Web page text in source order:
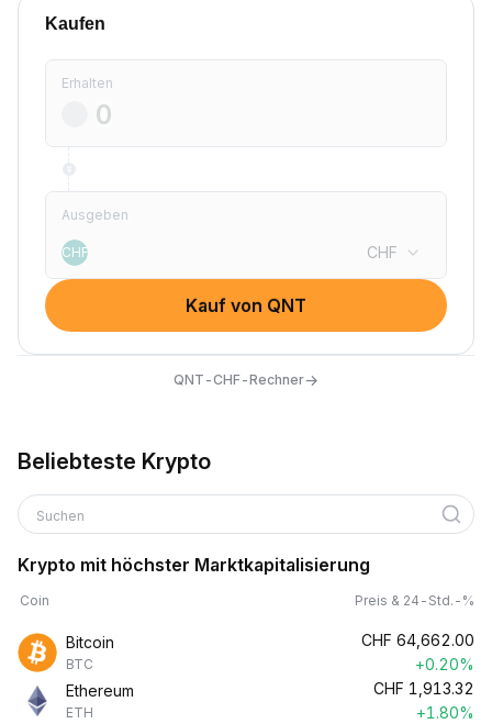
Kaufen
Erhalten
Ausgeben
CHF CHF
Kauf von QNT
QNT-CHF-Rechner→
Beliebteste Krypto
Suchen
Krypto mit höchster Marktkapitalisierung
Coin Preis & 24-Std.-%
Bitcoin
BTC
CHF 64,662.00
+0.20%
Ethereum
ETH
CHF 1,913.32
+1.80%